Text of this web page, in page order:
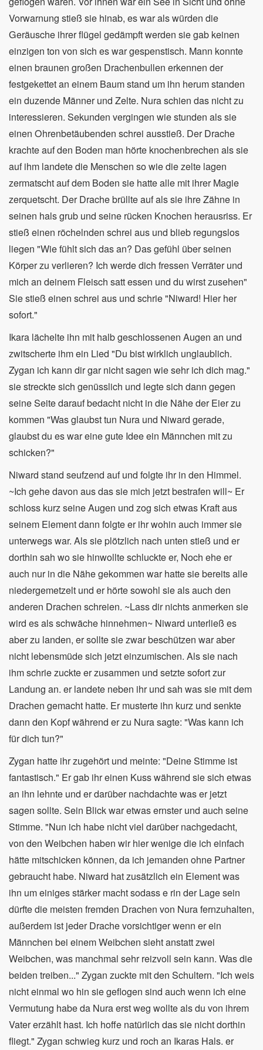
Vorwarnung stieß sie hinab, es war als würden die
Geräusche ihrer flügel gedämpft werden sie gab keinen
einzigen ton von sich es war gespenstisch. Mann konnte
einen braunen großen Drachenbullen erkennen der
festgekettet an einem Baum stand um ihn herum standen
ein duzende Männer und Zelte. Nura schien das nicht zu
interessieren. Sekunden vergingen wie stunden als sie
einen Ohrenbetäubenden schrei ausstieß. Der Drache
krachte auf den Boden man hörte knochenbrechen als sie
auf ihm landete die Menschen so wie die zelte lagen
zermatscht auf dem Boden sie hatte alle mit ihrer Magie
zerquetscht. Der Drache brüllte auf als sie ihre Zähne in
seinen hals grub und seine rücken Knochen herausriss. Er
stieß einen röchelnden schrei aus und blieb regungslos
liegen "Wie fühlt sich das an? Das gefühl über seinen
Körper zu verlieren? Ich werde dich fressen Verräter und
mich an deinem Fleisch satt essen und du wirst zusehen"
Sie stieß einen schrei aus und schrie "Niward! Hier her
sofort."
Ikara lächelte ihn mit halb geschlossenen Augen an und
zwitscherte ihm ein Lied "Du bist wirklich unglaublich.
Zygan ich kann dir gar nicht sagen wie sehr ich dich mag."
sie streckte sich genüsslich und legte sich dann gegen
seine Seite darauf bedacht nicht in die Nähe der Eier zu
kommen "Was glaubst tun Nura und Niward gerade,
glaubst du es war eine gute Idee ein Männchen mit zu
schicken?"
Niward stand seufzend auf und folgte ihr in den Himmel.
~Ich gehe davon aus das sie mich jetzt bestrafen will~ Er
schloss kurz seine Augen und zog sich etwas Kraft aus
seinem Element dann folgte er ihr wohin auch immer sie
unterwegs war. Als sie plötzlich nach unten stieß und er
dorthin sah wo sie hinwollte schluckte er, Noch ehe er
auch nur in die Nähe gekommen war hatte sie bereits alle
niedergemetzelt und er hörte sowohl sie als auch den
anderen Drachen schreien. ~Lass dir nichts anmerken sie
wird es als schwäche hinnehmen~ Niward unterließ es
aber zu landen, er sollte sie zwar beschützen war aber
nicht lebensmüde sich jetzt einzumischen. Als sie nach
ihm schrie zuckte er zusammen und setzte sofort zur
Landung an. er landete neben ihr und sah was sie mit dem
Drachen gemacht hatte. Er musterte ihn kurz und senkte
dann den Kopf während er zu Nura sagte: "Was kann ich
für dich tun?"
Zygan hatte ihr zugehört und meinte: "Deine Stimme ist
fantastisch." Er gab ihr einen Kuss während sie sich etwas
an ihn lehnte und er darüber nachdachte was er jetzt
sagen sollte. Sein Blick war etwas ernster und auch seine
Stimme. "Nun ich habe nicht viel darüber nachgedacht,
von den Weibchen haben wir hier wenige die ich einfach
hätte mitschicken können, da ich jemanden ohne Partner
gebraucht habe. Niward hat zusätzlich ein Element was
ihn um einiges stärker macht sodass e rin der Lage sein
dürfte die meisten fremden Drachen von Nura fernzuhalten,
außerdem ist jeder Drache vorsichtiger wenn er ein
Männchen bei einem Weibchen sieht anstatt zwei
Weibchen, was manchmal sehr reizvoll sein kann. Was die
beiden treiben..." Zygan zuckte mit den Schultern. "Ich weis
nicht einmal wo hin sie geflogen sind auch wenn ich eine
Vermutung habe da Nura erst weg wollte als du von ihrem
Vater erzählt hast. Ich hoffe natürlich das sie nicht dorthin
fliegt." Zygan schwieg kurz und roch an Ikaras Hals. er